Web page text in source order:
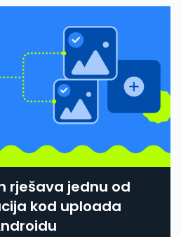
rješava jednu od
kod uploada